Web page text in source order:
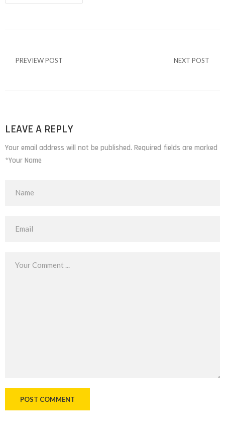
PREVIEW POST NEXT POST
LEAVE A REPLY
Your email address will not be published. Required fields are marked
*Your Name